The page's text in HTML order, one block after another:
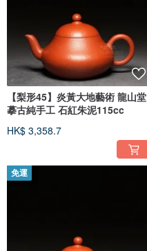
【梨形45】炎黃大地藝術 龍山堂
摹古純手工 石紅朱泥115cc
HK$ 3,358.7
免運